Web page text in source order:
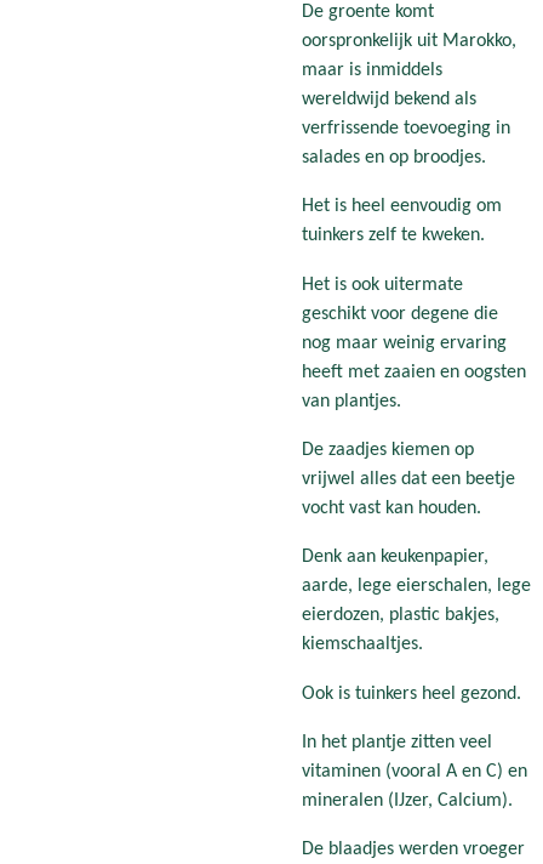
De groente komt
oorspronkelijk uit Marokko,
maar is inmiddels
wereldwijd bekend als
verfrissende toevoeging in
salades en op broodjes.
Het is heel eenvoudig om
tuinkers zelf te kweken.
Het is ook uitermate
geschikt voor degene die
nog maar weinig ervaring
heeft met zaaien en oogsten
van plantjes.
De zaadjes kiemen op
vrijwel alles dat een beetje
vocht vast kan houden.
Denk aan keukenpapier,
aarde, lege eierschalen, lege
eierdozen, plastic bakjes,
kiemschaaltjes.
Ook is tuinkers heel gezond.
In het plantje zitten veel
vitaminen (vooral A en C) en
mineralen (IJzer, Calcium).
De blaadjes werden vroeger